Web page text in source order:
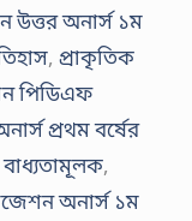
উত্তর অনার্স ১ম
, প্রাকৃতিক
পিডিএফ
প্রথম বর্ষের
বাধ্যতামূলক,
অনার্স ১ম